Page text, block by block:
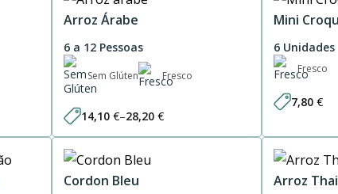
Arroz Árabe
6 a 12 Pessoas
Sem Glúten Fresco
14,10 €–28,20 €
Price
range:
through
28,20 €
Mini
6 Unidades
Fresco
7,80 €
Cordon Bleu Arroz Thai